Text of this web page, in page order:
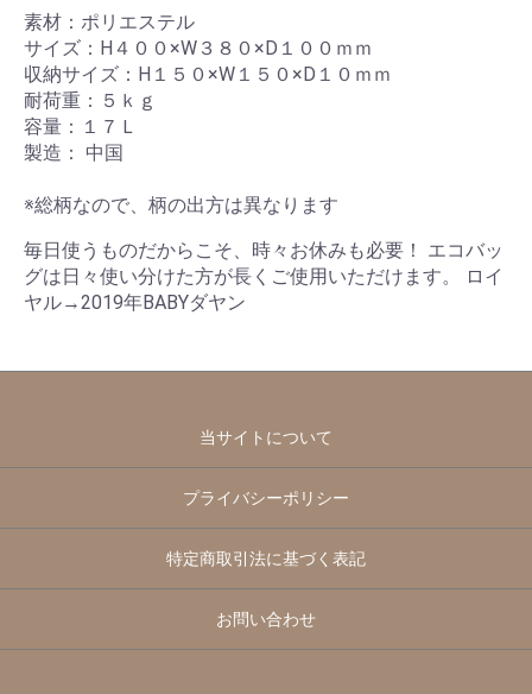
素材：ポリエステル
サイズ：H４００×W３８０×D１００ｍｍ
収納サイズ：H１５０×W１５０×D１０ｍｍ
耐荷重：５ｋｇ
容量：１７Ｌ
製造： 中国
※総柄なので、柄の出方は異なります
毎日使うものだからこそ、時々お休みも必要！ エコバッ
グは日々使い分けた方が長くご使用いただけます。 ロイ
ヤル→2019年BABYダヤン
当サイトについて
プライバシーポリシー
特定商取引法に基づく表記
お問い合わせ